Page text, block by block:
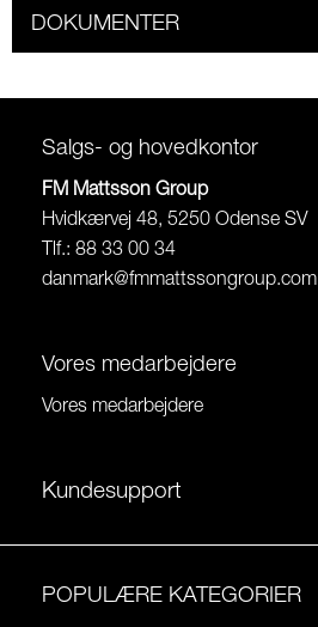
DOKUMENTER
Salgs- og hovedkontor
FM Mattsson Group
Hvidkærvej 48, 5250 Odense SV
Tlf.: 88 33 00 34
danmark@fmmattssongroup.com
Vores medarbejdere
Vores medarbejdere
Kundesupport
POPULÆRE KATEGORIER